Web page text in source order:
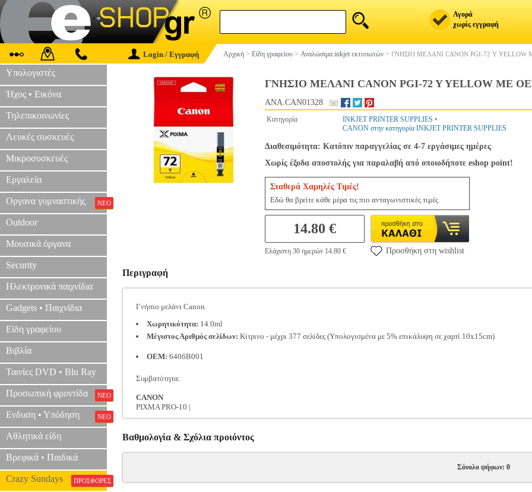
Αγορά
χωρίς εγγραφή
Login / Εγγραφή Αρχική > Είδη γραφείου > Αναλώσιμα inkjet εκτυπωτών > ΓΝΗΣΙΟ ΜΕΛΑΝΙ CANON PGI-72 Y YELLOW
Υπολογιστές
Ήχος • Εικόνα
Τηλεπικοινωνίες
Λευκές συσκευές
Μικροσυσκευές
Εργαλεία
Οργανα γυμναστικής ΝΕΟ
Outdoor
Μουσικά όργανα
Security
Ηλεκτρονικά παιχνίδια
Gadgets • Παιχνίδια
Είδη γραφείου
Βιβλία
Ταινίες DVD • Blu Ray
Προσωπική φροντίδα ΝΕΟ
Ενδυση • Υπόδηση ΝΕΟ
Αθλητικά είδη
Βρεφικά • Παιδικά
Crazy Sundays ΠΡΟΣΦΟΡΕΣ
ΓΝΗΣΙΟ ΜΕΛΑΝΙ CANON PGI-72 Y YELLOW ME
ANA.CAN01328
Κατηγορία INKJET PRINTER SUPPLIES •
CANON στην κατηγορία INKJET PRINTER SUPPLIES
Διαθεσιμότητα: Κατόπιν παραγγελίας σε 4-7 εργάσιμες ημέρες
Χωρίς έξοδα αποστολής για παραλαβή από οποιοδήποτε eshop point!
Σταθερά Χαμηλές Τιμές!
Εδώ θα βρείτε κάθε μέρα τις πιο ανταγωνιστικές τιμές
14.80 €
Ελάχιστη 30 ημερών 14.80 € Προσθήκη στη wishlist
Περιγραφή
Γνήσιο μελάνι Canon.
Χωρητικότητα: 14.0ml
Μέγιστος Αριθμός σελίδων: Κίτρινο - μέχρι 377 σελίδες (Υπολογισμένα με 5% επικάλυψη σε χαρτί 10x15cm)
OEM: 6406B001
Συμβατότητα:
CANON
PIXMA PRO-10 |
Βαθμολογία & Σχόλια προιόντος
Σύνολο ψήφων: 0